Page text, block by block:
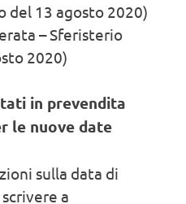
del 13 agosto 2020)
– Sferisterio
2020)
in prevendita
le nuove date
sulla data di
a